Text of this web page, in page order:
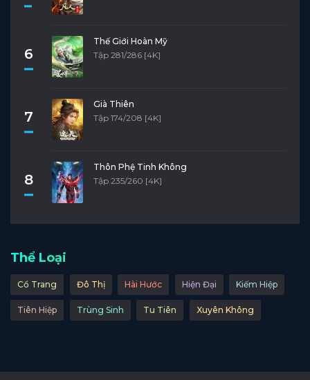
6
Thế Giới Hoàn Mỹ
Tập 281/286 [4K]
7
Già Thiên
Tập 174/208 [4K]
8
Thôn Phệ Tinh Không
Tập 235/260 [4K]
Thể Loại
Cổ Trang Đô Thị Hài Hước Hiện Đại Kiếm Hiệp
Tiên Hiệp Trùng Sinh Tu Tiên Xuyên Không